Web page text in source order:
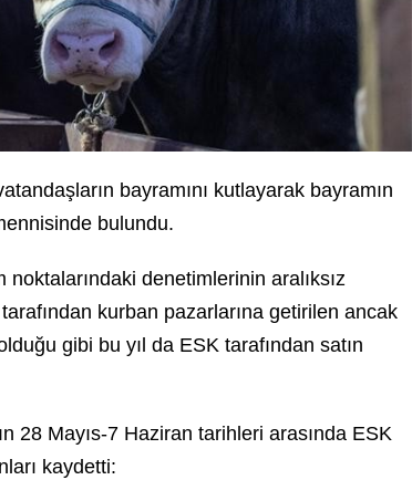
bayramını kutlayarak bayramın
bulundu.
denetimlerinin aralıksız
kurban pazarlarına getirilen ancak
gibi bu yıl da ESK tarafından satın
28 Mayıs-7 Haziran tarihleri arasında ESK
kaydetti: